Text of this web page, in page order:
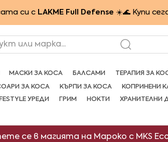
се в магията на Мароко с MKS Eco
си с LAKME Full Defense ☀️🌊 Купи
или марка...
МАСКИ ЗА КОСА БАЛСАМИ ТЕРАПИЯ ЗА
ЗА КОСА КЪРПИ ЗА КОСА КОПРИНЕНИ
УРЕДИ ГРИМ НОКТИ ХРАНИТЕЛНИ